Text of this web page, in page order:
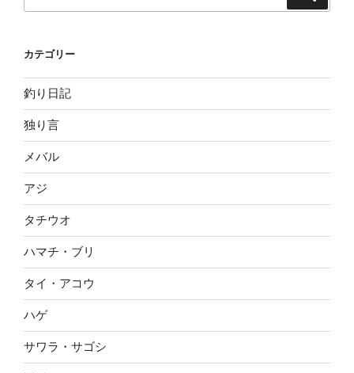
カテゴリー
釣り日記
独り言
メバル
アジ
タチウオ
ハマチ・ブリ
タイ・アコウ
ハゲ
サワラ・サゴシ